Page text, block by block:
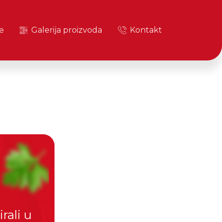
Galerija proizvoda Kontakt
u